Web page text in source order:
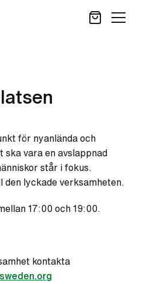
OSS
för nyanlända och
ska vara en avslappnad
står i fokus.
den lyckade verksamheten.
17:00 och 19:00.
kontakta